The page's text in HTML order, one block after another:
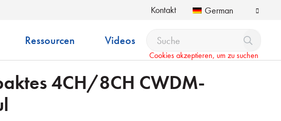
Kontakt German
Ressourcen Videos
Cookies akzeptieren, um zu suchen
4CH/8CH CWDM-